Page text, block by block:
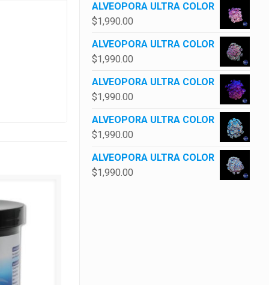
ALVEOPORA ULTRA COLOR
$1,990.00
ALVEOPORA ULTRA COLOR
$1,990.00
ALVEOPORA ULTRA COLOR
$1,990.00
ALVEOPORA ULTRA COLOR
$1,990.00
ALVEOPORA ULTRA COLOR
$1,990.00